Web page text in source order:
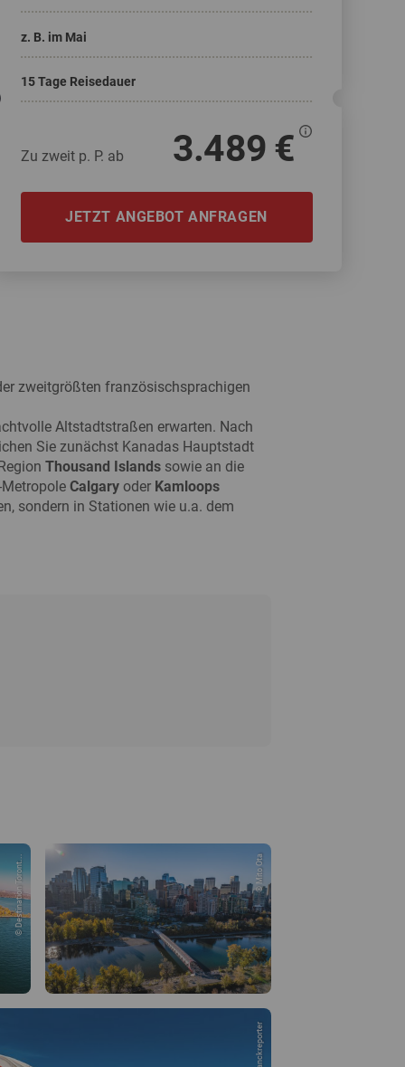
© Shutterstock
& Yukon
Weitere Leistungen
Häufig gestellte Fragen
z. B. im Mai
15 Tage Reisedauer
Zu zweit p. P. ab 3.489 €
JETZT ANGEBOT ANFRAGEN
zweitgrößten französischsprachigen
Altstadtstraßen erwarten. Nach
Sie zunächst Kanadas Hauptstadt
Thousand Islandssowie an die
Calgaryoder Kamloops
sondern in Stationen wie u.a. dem
© Destination Toront... © Mito Ota
© franckreporter